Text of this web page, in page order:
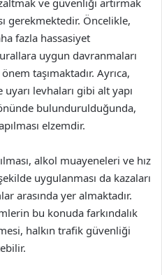
ve güvenliği artırmak
gerekmektedir. Öncelikle,
fazla hassasiyet
uygun davranmaları
taşımaktadır. Ayrıca,
levhaları gibi alt yapı
bulundurulduğunda,
elzemdir.
alkol muayeneleri ve hız
uygulanması da kazaları
arasında yer almaktadır.
bu konuda farkındalık
halkın trafik güvenliği